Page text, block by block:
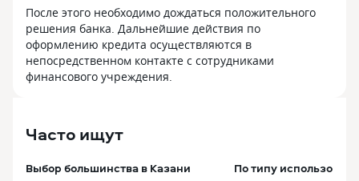
После этого необходимо дождаться положительного
решения банка. Дальнейшие действия по
оформлению кредита осуществляются в
непосредственном контакте с сотрудниками
финансового учреждения.
Часто ищут
Выбор большинства в Казани По типу